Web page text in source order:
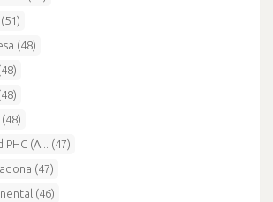
(48)
PHC (A... (47)
(47)
(46)